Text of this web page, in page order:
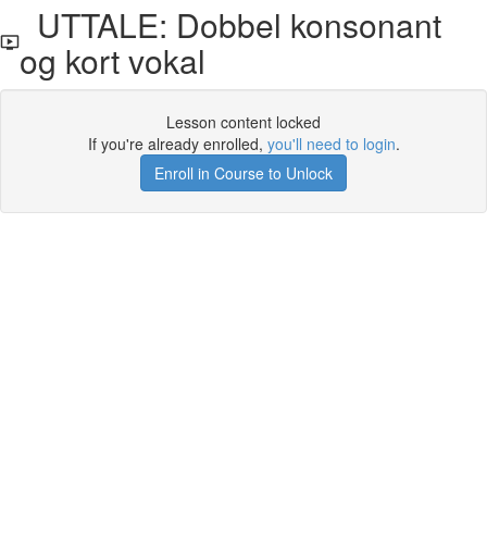
UTTALE: Dobbel konsonant
og kort vokal
Lesson content locked
If you're already enrolled, you'll need to login.
Enroll in Course to Unlock